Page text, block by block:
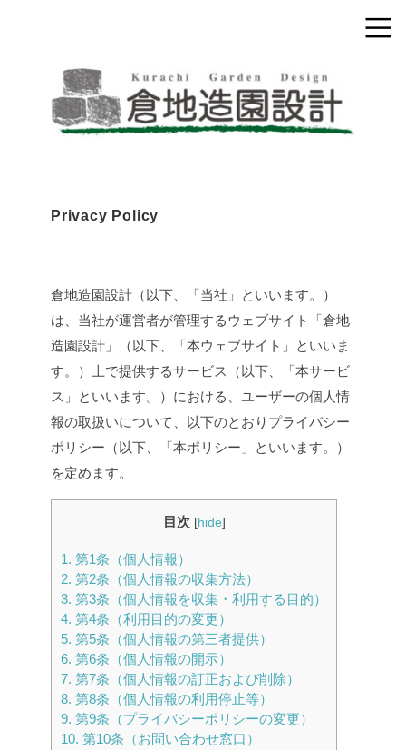
Privacy Policy
倉地造園設計（以下、「当社」といいます。）
は、当社が運営者が管理するウェブサイト「倉地
造園設計」（以下、「本ウェブサイト」といいま
す。）上で提供するサービス（以下、「本サービ
ス」といいます。）における、ユーザーの個人情
報の取扱いについて、以下のとおりプライバシー
ポリシー（以下、「本ポリシー」といいます。）
を定めます。
目次 [hide]
1. 第1条（個人情報）
2. 第2条（個人情報の収集方法）
3. 第3条（個人情報を収集・利用する目的）
4. 第4条（利用目的の変更）
5. 第5条（個人情報の第三者提供）
6. 第6条（個人情報の開示）
7. 第7条（個人情報の訂正および削除）
8. 第8条（個人情報の利用停止等）
9. 第9条（プライバシーポリシーの変更）
10. 第10条（お問い合わせ窓口）